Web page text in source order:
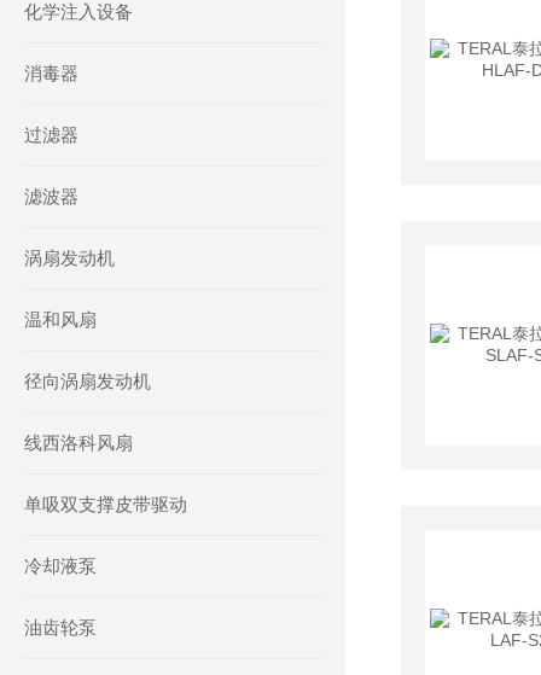
化学注入设备
消毒器
过滤器
滤波器
涡扇发动机
温和风扇
径向涡扇发动机
线西洛科风扇
单吸双支撑皮带驱动
冷却液泵
油齿轮泵